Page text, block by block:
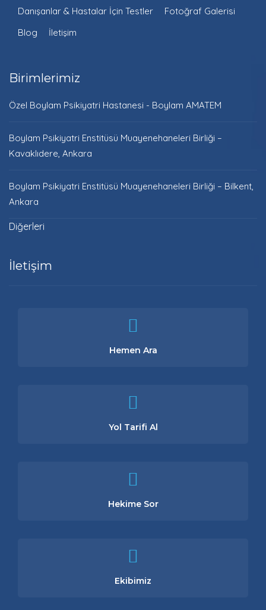
Danışanlar & Hastalar İçin Testler
Fotoğraf Galerisi
Blog
İletişim
Birimlerimiz
Özel Boylam Psikiyatri Hastanesi - Boylam AMATEM
Boylam Psikiyatri Enstitüsü Muayenehaneleri Birliği –
Kavaklıdere, Ankara
Boylam Psikiyatri Enstitüsü Muayenehaneleri Birliği – Bilkent,
Ankara
Diğerleri
İletişim
Hemen Ara
Yol Tarifi Al
Hekime Sor
Ekibimiz